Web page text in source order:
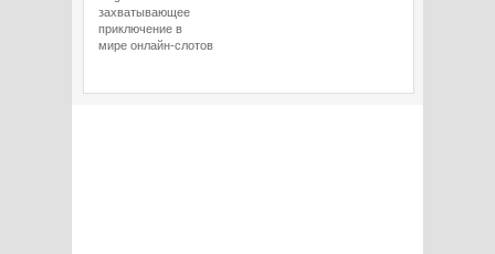
захватывающее
приключение в
мире онлайн-слотов